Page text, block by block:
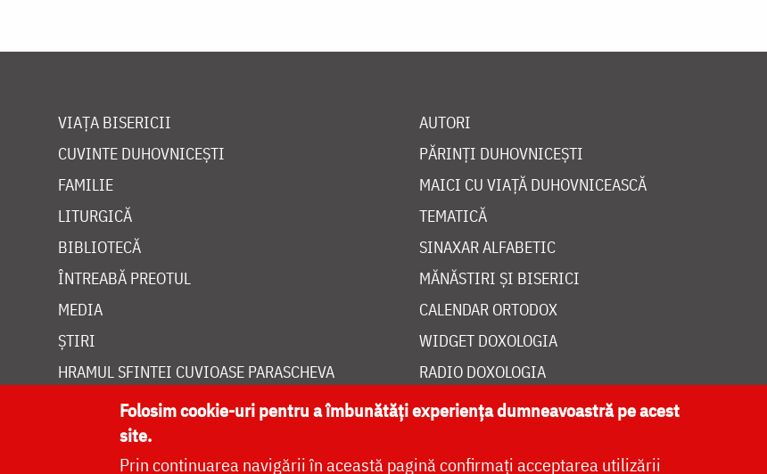
VIAȚA BISERICII
CUVINTE DUHOVNICEȘTI
FAMILIE
LITURGICĂ
BIBLIOTECĂ
ÎNTREABĂ PREOTUL
MEDIA
ȘTIRI
HRAMUL SFINTEI CUVIOASE PARASCHEVA
AUTORI
PĂRINȚI DUHOVNICEȘTI
MAICI CU VIAȚĂ DUHOVNICEASCĂ
TEMATICĂ
SINAXAR ALFABETIC
MĂNĂSTIRI ȘI BISERICI
CALENDAR ORTODOX
WIDGET DOXOLOGIA
RADIO DOXOLOGIA
Folosim cookie-uri pentru a îmbunătăți experiența dumneavoastră pe acest
site.
Prin continuarea navigării în această pagină confirmați acceptarea utilizării